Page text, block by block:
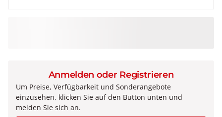
Anmelden oder Registrieren
Um Preise, Verfügbarkeit und Sonderangebote
einzusehen, klicken Sie auf den Button unten und
melden Sie sich an.